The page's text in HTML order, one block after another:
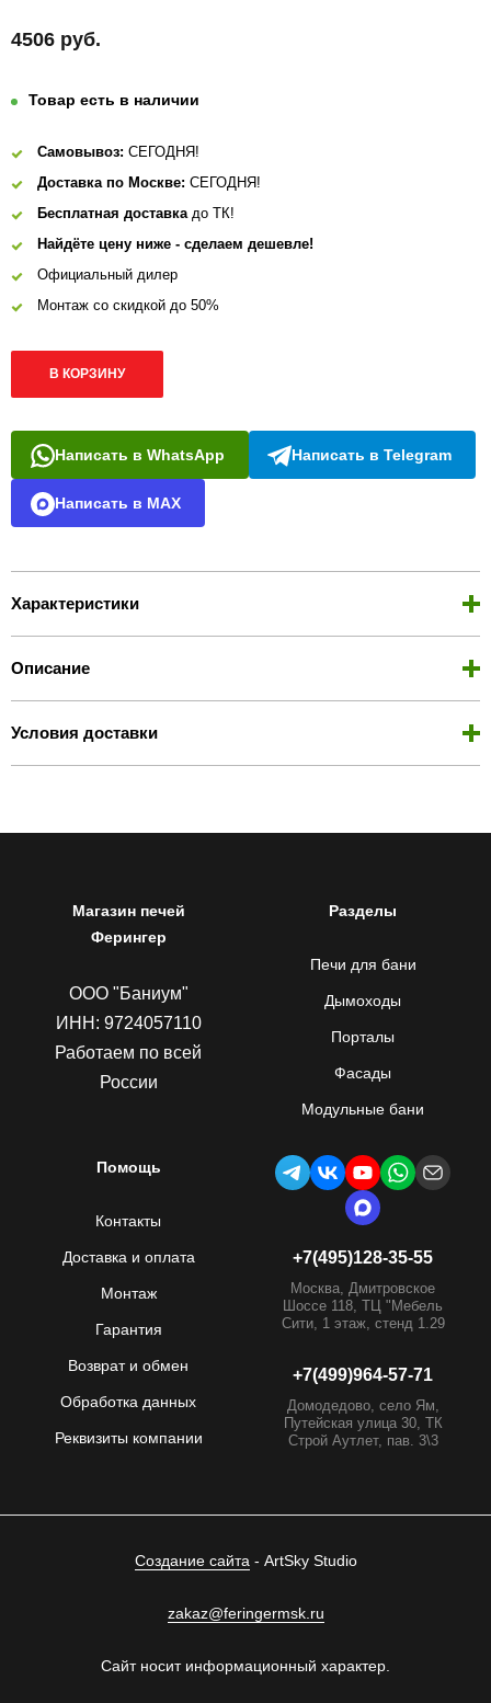
4506 руб.
Товар есть в наличии
Самовывоз: СЕГОДНЯ!
Доставка по Москве: СЕГОДНЯ!
Бесплатная доставкадо ТК!
Найдёте цену ниже - сделаем дешевле!
Официальный дилер
Монтаж со скидкой до 50%
В КОРЗИНУ
Написать в WhatsApp Написать в Telegram
Написать в MAX
Характеристики
Описание
Условия доставки
Магазин печей
Ферингер
ООО "Баниум"
ИНН: 9724057110
Работаем по всей
России
Разделы
Печи для бани
Дымоходы
Порталы
Фасады
Модульные бани
Помощь
Контакты
Доставка и оплата
Монтаж
Гарантия
Возврат и обмен
Обработка данных
Реквизиты компании
+7(495)128-35-55
Москва, Дмитровское
Шоссе 118, ТЦ "Мебель
Сити, 1 этаж, стенд 1.29
+7(499)964-57-71
Домодедово, село Ям,
Путейская улица 30, ТК
Строй Аутлет, пав. 3\3
Создание сайта- ArtSky Studio
zakaz@feringermsk.ru
Сайт носит информационный характер.